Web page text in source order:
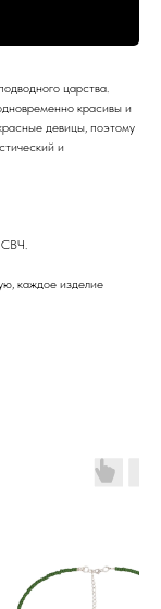
царства.
красивы и
девицы, поэтому
и
СВЧ.
каждое изделие